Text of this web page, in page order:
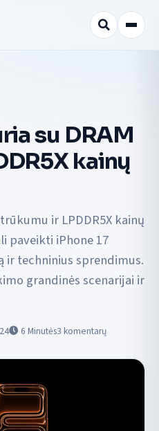
su DRAM
kainų
ir LPDDR5X kainų
paveikti iPhone 17
ir techninius sprendimus.
grandinės scenarijai ir
6 Minutės3 komentarų